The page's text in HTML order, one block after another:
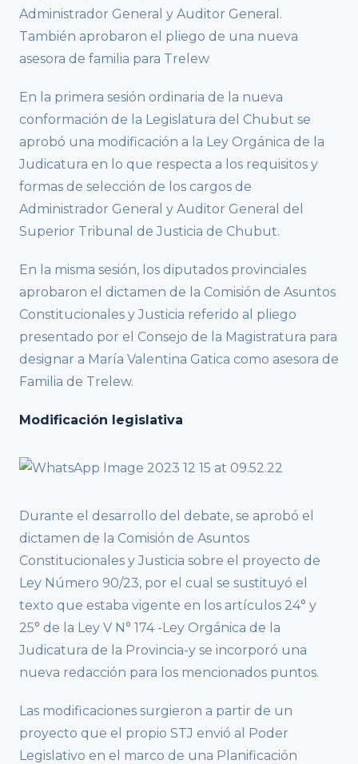
Administrador General y Auditor General.
También aprobaron el pliego de una nueva
asesora de familia para Trelew
En la primera sesión ordinaria de la nueva
conformación de la Legislatura del Chubut se
aprobó una modificación a la Ley Orgánica de la
Judicatura en lo que respecta a los requisitos y
formas de selección de los cargos de
Administrador General y Auditor General del
Superior Tribunal de Justicia de Chubut.
En la misma sesión, los diputados provinciales
aprobaron el dictamen de la Comisión de Asuntos
Constitucionales y Justicia referido al pliego
presentado por el Consejo de la Magistratura para
designar a María Valentina Gatica como asesora de
Familia de Trelew.
Modificación legislativa
Durante el desarrollo del debate, se aprobó el
dictamen de la Comisión de Asuntos
Constitucionales y Justicia sobre el proyecto de
Ley Número 90/23, por el cual se sustituyó el
texto que estaba vigente en los artículos 24° y
25° de la Ley V N° 174 -Ley Orgánica de la
Judicatura de la Provincia-y se incorporó una
nueva redacción para los mencionados puntos.
Las modificaciones surgieron a partir de un
proyecto que el propio STJ envió al Poder
Legislativo en el marco de una Planificación